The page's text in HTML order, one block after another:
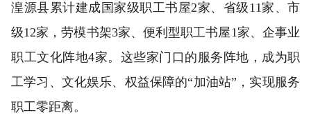
湟源县累计建成国家级职工书屋2家、省级11家、市
级12家，劳模书架3家、便利型职工书屋1家、企事业
职工文化阵地4家。这些家门口的服务阵地，成为职
工学习、文化娱乐、权益保障的“加油站”，实现服务
职工零距离。